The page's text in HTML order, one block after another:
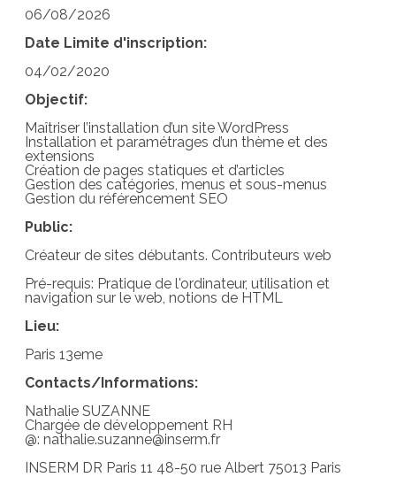
06/08/2026
Date Limite d'inscription:
04/02/2020
Objectif:
Maîtriser l’installation d’un site WordPress
Installation et paramétrages d’un thème et des
extensions
Création de pages statiques et d’articles
Gestion des catégories, menus et sous-menus
Gestion du référencement SEO
Public:
Créateur de sites débutants. Contributeurs web
Pré-requis: Pratique de l'ordinateur, utilisation et
navigation sur le web, notions de HTML
Lieu:
Paris 13eme
Contacts/Informations:
Nathalie SUZANNE
Chargée de développement RH
@: nathalie.suzanne@inserm.fr
INSERM DR Paris 11 48-50 rue Albert 75013 Paris